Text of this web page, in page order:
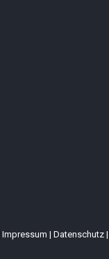
Impressum | Datenschutz |